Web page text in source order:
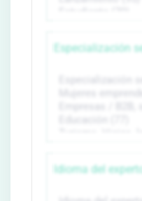
Especialización
Idioma del